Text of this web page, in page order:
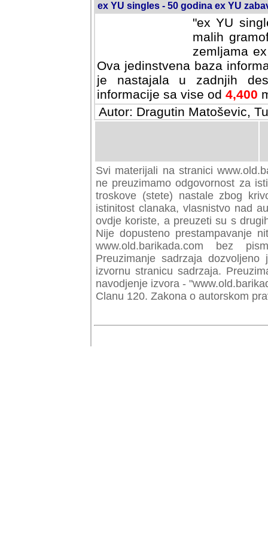
ex YU singles - 50 godina ex YU
"ex YU
malih
zemljama
Ova jedinstvena baza
je nastajala u zadnjih
informacije sa vise od 4,400
Autor: Dragutin Matoševic,
Svi materijali na stranici
preuzimamo odgovornost za
troskove (stete) nastale zbog
istinitost clanaka, vlasnistvo nad
ovdje koriste, a preuzeti su s
Nije dopusteno prestampavanje
www.old.barikada.com bez
Preuzimanje sadrzaja
izvornu stranicu sadrzaja.
navodjenje izvora -
Clanu 120. Zakona o autorskom